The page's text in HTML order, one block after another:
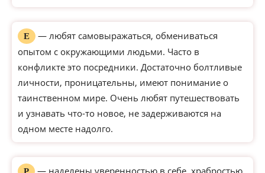
Е
— любят самовыражаться, обмениваться
опытом с окружающими людьми. Часто в
конфликте это посредники. Достаточно болтливые
личности, проницательны, имеют понимание о
таинственном мире. Очень любят путешествовать
и узнавать что-то новое, не задерживаются на
одном месте надолго.
— наделены уверенностью в себе, храбростью,